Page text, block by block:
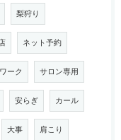
梨狩り
ネット予約
ーク サロン専用
安らぎ カール
大事 肩こり